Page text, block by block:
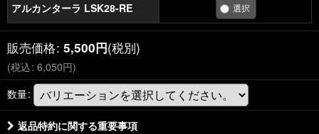
アルカンターラ LSK28-RE
販売価格: 5,500円(税別)
(税込: 6,050円)
数量:
返品特約に関する重要事項